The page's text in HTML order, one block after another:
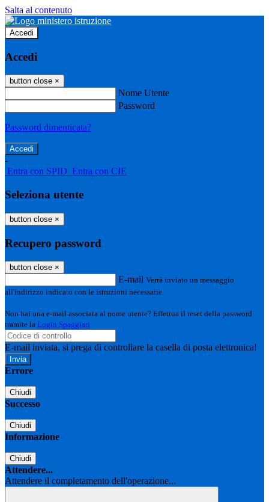
Salta al contenuto
Accedi
Accedi
button close ×
Nome Utente
Password
Password dimenticata?
-
Entra con SPID Entra con CIE
Seleziona utente
button close ×
Recupero password
button close ×
E-mail Verrà inviato un messaggio
all'indirizzo indicato con le istruzioni necessarie.
Non hai una e-mail associata al nome utente? Effettua il reset della password
tramite la Login Spaggiari
E-mail inviata, si prega di controllare la casella di posta elettronica!
Errore
Chiudi
Successo
Chiudi
Informazione
Chiudi
Attendere...
Attendere il completamento dell'operazione...